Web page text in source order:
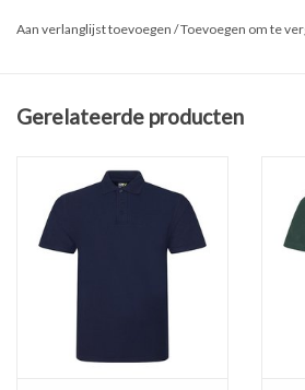
wasbaar op 60 graden.
producten'
Aan verlanglijst toevoegen /Toevoegen om te
Gerelateerde producten